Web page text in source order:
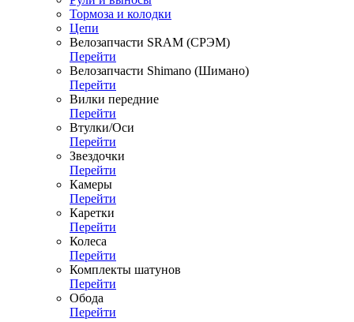
Тормоза и колодки
Цепи
Велозапчасти SRAM (СРЭМ)
Перейти
Велозапчасти Shimano (Шимано)
Перейти
Вилки передние
Перейти
Втулки/Оси
Перейти
Звездочки
Перейти
Камеры
Перейти
Каретки
Перейти
Колеса
Перейти
Комплекты шатунов
Перейти
Обода
Перейти